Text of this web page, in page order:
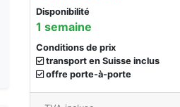
Disponibilité
1 semaine
Conditions de prix
transport en Suisse inclus
offre porte-à-porte